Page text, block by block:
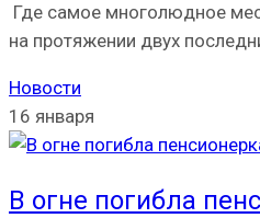
Где самое многолюдное
на протяжении двух
Новости
16 января
В огне погибла